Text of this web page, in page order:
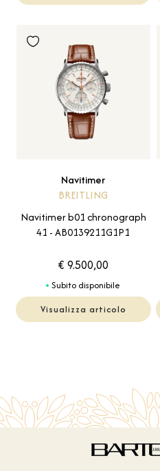
Navitimer
BREITLING
Navitimer b01 chronograph
41 - AB0139211G1P1
€ 9.500,00
Subito disponibile
Visualizza articolo